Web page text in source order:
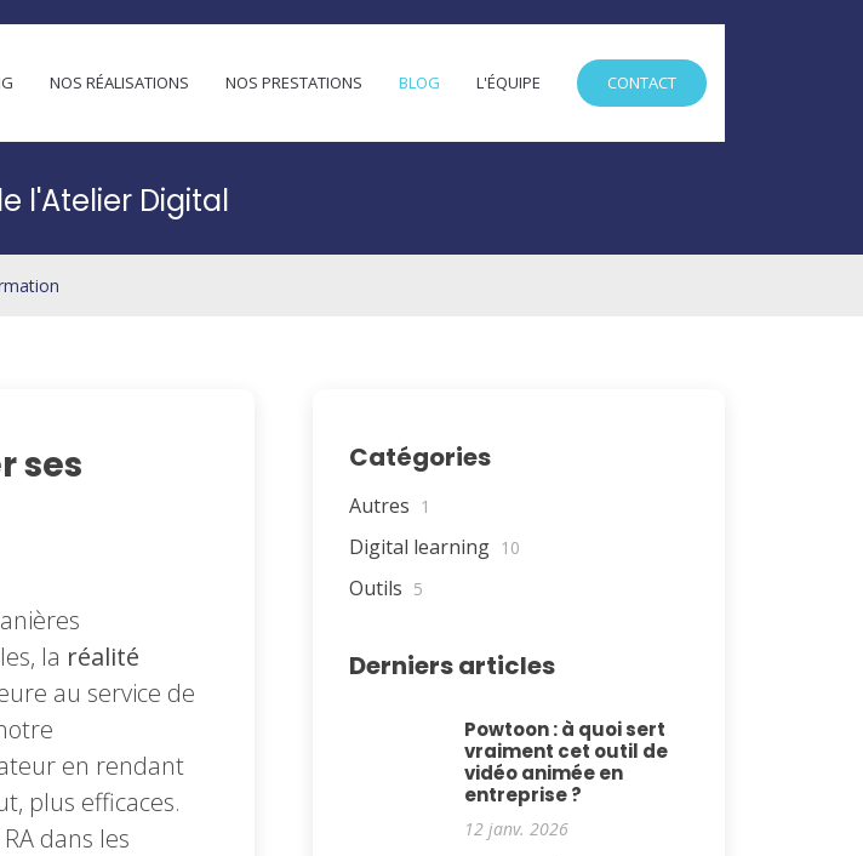
NOS RÉALISATIONS NOS PRESTATIONS BLOG L'ÉQUIPE CONTACT
l'Atelier Digital
ses
la réalité
au service de
en rendant
plus efficaces.
dans les
Catégories
Autres 1
Digital learning 10
Outils 5
Derniers articles
Powtoon : à quoi sert
vraiment cet outil de
vidéo animée en
entreprise ?
12 janv. 2026